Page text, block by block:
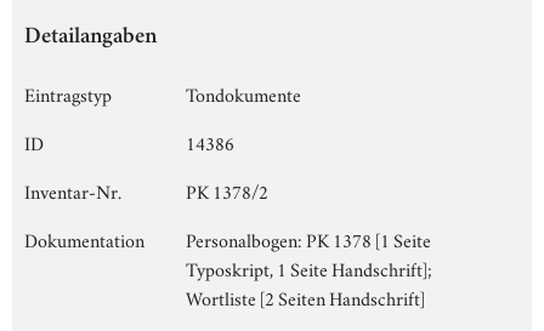
Detailangaben
Eintragstyp
Tondokumente
ID
14386
Inventar-Nr.
PK 1378/2
Dokumentation
Personalbogen: PK 1378 [1 Seite
Typoskript, 1 Seite Handschrift];
Wortliste [2 Seiten Handschrift]